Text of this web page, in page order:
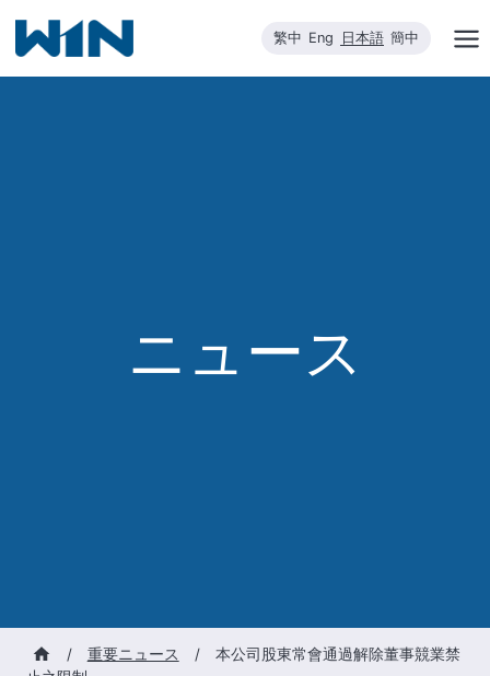
を
繁中 Eng 日本語 簡中
ニュース
/ 重要ニュース /
本公司股東常會通過解除董事競業禁